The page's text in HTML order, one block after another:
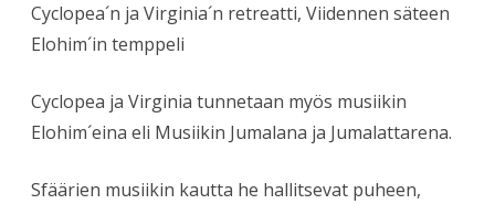
Cyclopea´n ja Virginia´n retreatti, Viidennen säteen
Elohim´in temppeli
Cyclopea ja Virginia tunnetaan myös musiikin
Elohim´eina eli Musiikin Jumalana ja Jumalattarena.
Sfäärien musiikin kautta he hallitsevat puheen,